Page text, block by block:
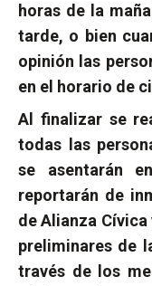
horas de la
tarde, o bien
opinión las
en el horario de
Al finalizar se
todas las
se asentarán
reportarán de
de Alianza
preliminares de
través de los